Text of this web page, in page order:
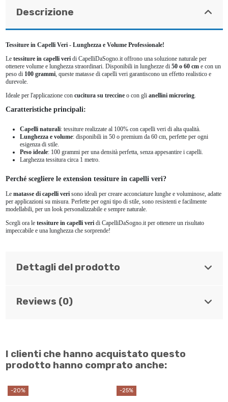
Descrizione
Tessiture in Capelli Veri - Lunghezza e Volume Professionale!
Le tessiture in capelli veridi CapelliDaSogno.it offrono una soluzione naturale per
ottenere volume e lunghezza straordinari. Disponibili in lunghezze di 50 o 60 cme con un
peso di 100 grammi, queste matasse di capelli veri garantiscono un effetto realistico e
durevole.
Ideale per l'applicazione con cucitura su treccineo con gli anellini microring.
Caratteristiche principali:
Capelli naturali: tessiture realizzate al 100% con capelli veri di alta qualità.
Lunghezza e volume: disponibili in 50 o premium da 60 cm, perfette per ogni
esigenza di stile.
Peso ideale: 100 grammi per una densità perfetta, senza appesantire i capelli.
Larghezza tessitura circa 1 metro.
Perché scegliere le extension tessiture in capelli veri?
Le matasse di capelli verisono ideali per creare acconciature lunghe e voluminose, adatte
per applicazioni su misura. Perfette per ogni tipo di stile, sono resistenti e facilmente
modellabili, per un look personalizzabile e sempre naturale.
Scegli ora le tessiture in capelli veridi CapelliDaSogno.it per ottenere un risultato
impeccabile e una lunghezza che sorprende!
Dettagli del prodotto
Reviews (0)
I clienti che hanno acquistato questo
prodotto hanno comprato anche:
-20% -25%